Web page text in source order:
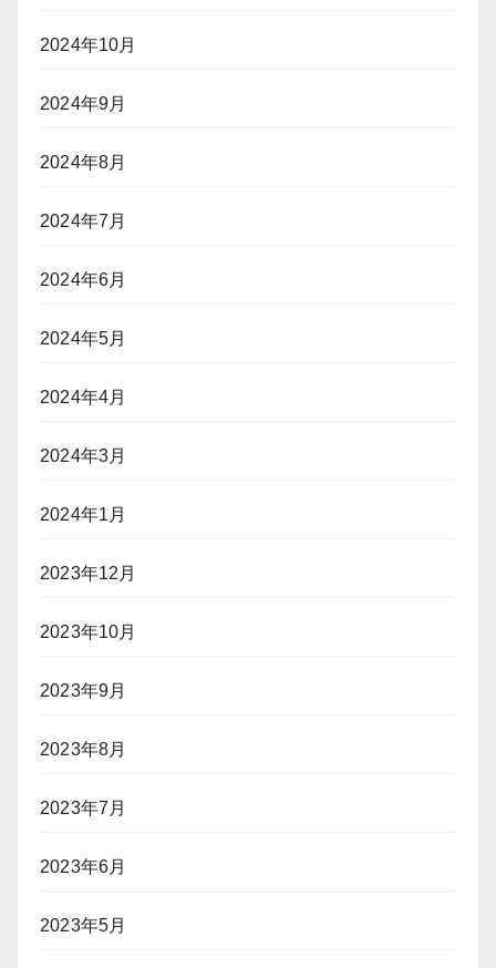
2024年10月
2024年9月
2024年8月
2024年7月
2024年6月
2024年5月
2024年4月
2024年3月
2024年1月
2023年12月
2023年10月
2023年9月
2023年8月
2023年7月
2023年6月
2023年5月